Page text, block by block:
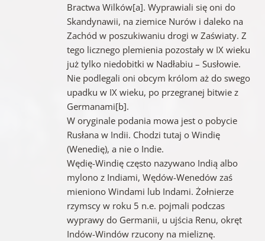
Bractwa Wilków[a]. Wyprawiali się oni do
Skandynawii, na ziemice Nurów i daleko na
Zachód w poszukiwaniu drogi w Zaświaty. Z
tego licznego plemienia pozostały w IX wieku
już tylko niedobitki w Nadłabiu – Susłowie.
Nie podlegali oni obcym królom aż do swego
upadku w IX wieku, po przegranej bitwie z
Germanami[b].
W oryginale podania mowa jest o pobycie
Rusłana w Indii. Chodzi tutaj o Windię
(Wenedię), a nie o Indie.
Wędię-Windię często nazywano Indią albo
mylono z Indiami, Wędów-Wenedów zaś
mieniono Windami lub Indami. Żołnierze
rzymscy w roku 5 n.e. pojmali podczas
wyprawy do Germanii, u ujścia Renu, okręt
Indów-Windów rzucony na mieliznę.